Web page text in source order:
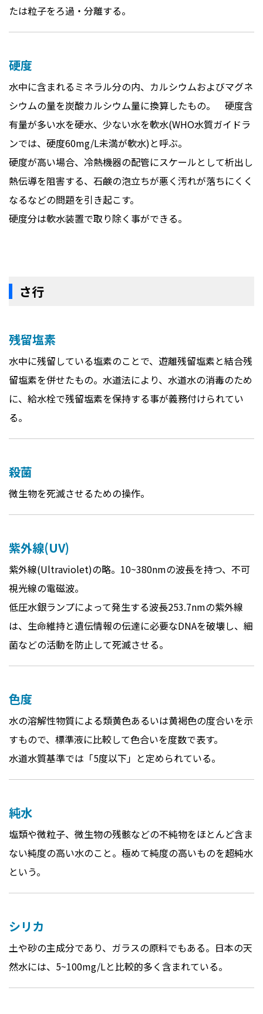
たは粒子をろ過・分離する。
硬度
水中に含まれるミネラル分の内、カルシウムおよびマグネ
シウムの量を炭酸カルシウム量に換算したもの。 硬度含
有量が多い水を硬水、少ない水を軟水(WHO水質ガイドラ
ンでは、硬度60mg/L未満が軟水)と呼ぶ。
硬度が高い場合、冷熱機器の配管にスケールとして析出し
熱伝導を阻害する、石鹸の泡立ちが悪く汚れが落ちにくく
なるなどの問題を引き起こす。
硬度分は軟水装置で取り除く事ができる。
さ行
残留塩素
水中に残留している塩素のことで、遊離残留塩素と結合残
留塩素を併せたもの。水道法により、水道水の消毒のため
に、給水栓で残留塩素を保持する事が義務付けられてい
る。
殺菌
微生物を死滅させるための操作。
紫外線(UV)
紫外線(Ultraviolet)の略。10~380nmの波長を持つ、不可
視光線の電磁波。
低圧水銀ランプによって発生する波長253.7nmの紫外線
は、生命維持と遺伝情報の伝達に必要なDNAを破壊し、細
菌などの活動を防止して死滅させる。
色度
水の溶解性物質による類黄色あるいは黄褐色の度合いを示
すもので、標準液に比較して色合いを度数で表す。
水道水質基準では「5度以下」と定められている。
純水
塩類や微粒子、微生物の残骸などの不純物をほとんど含ま
ない純度の高い水のこと。極めて純度の高いものを超純水
という。
シリカ
土や砂の主成分であり、ガラスの原料でもある。日本の天
然水には、5~100mg/Lと比較的多く含まれている。